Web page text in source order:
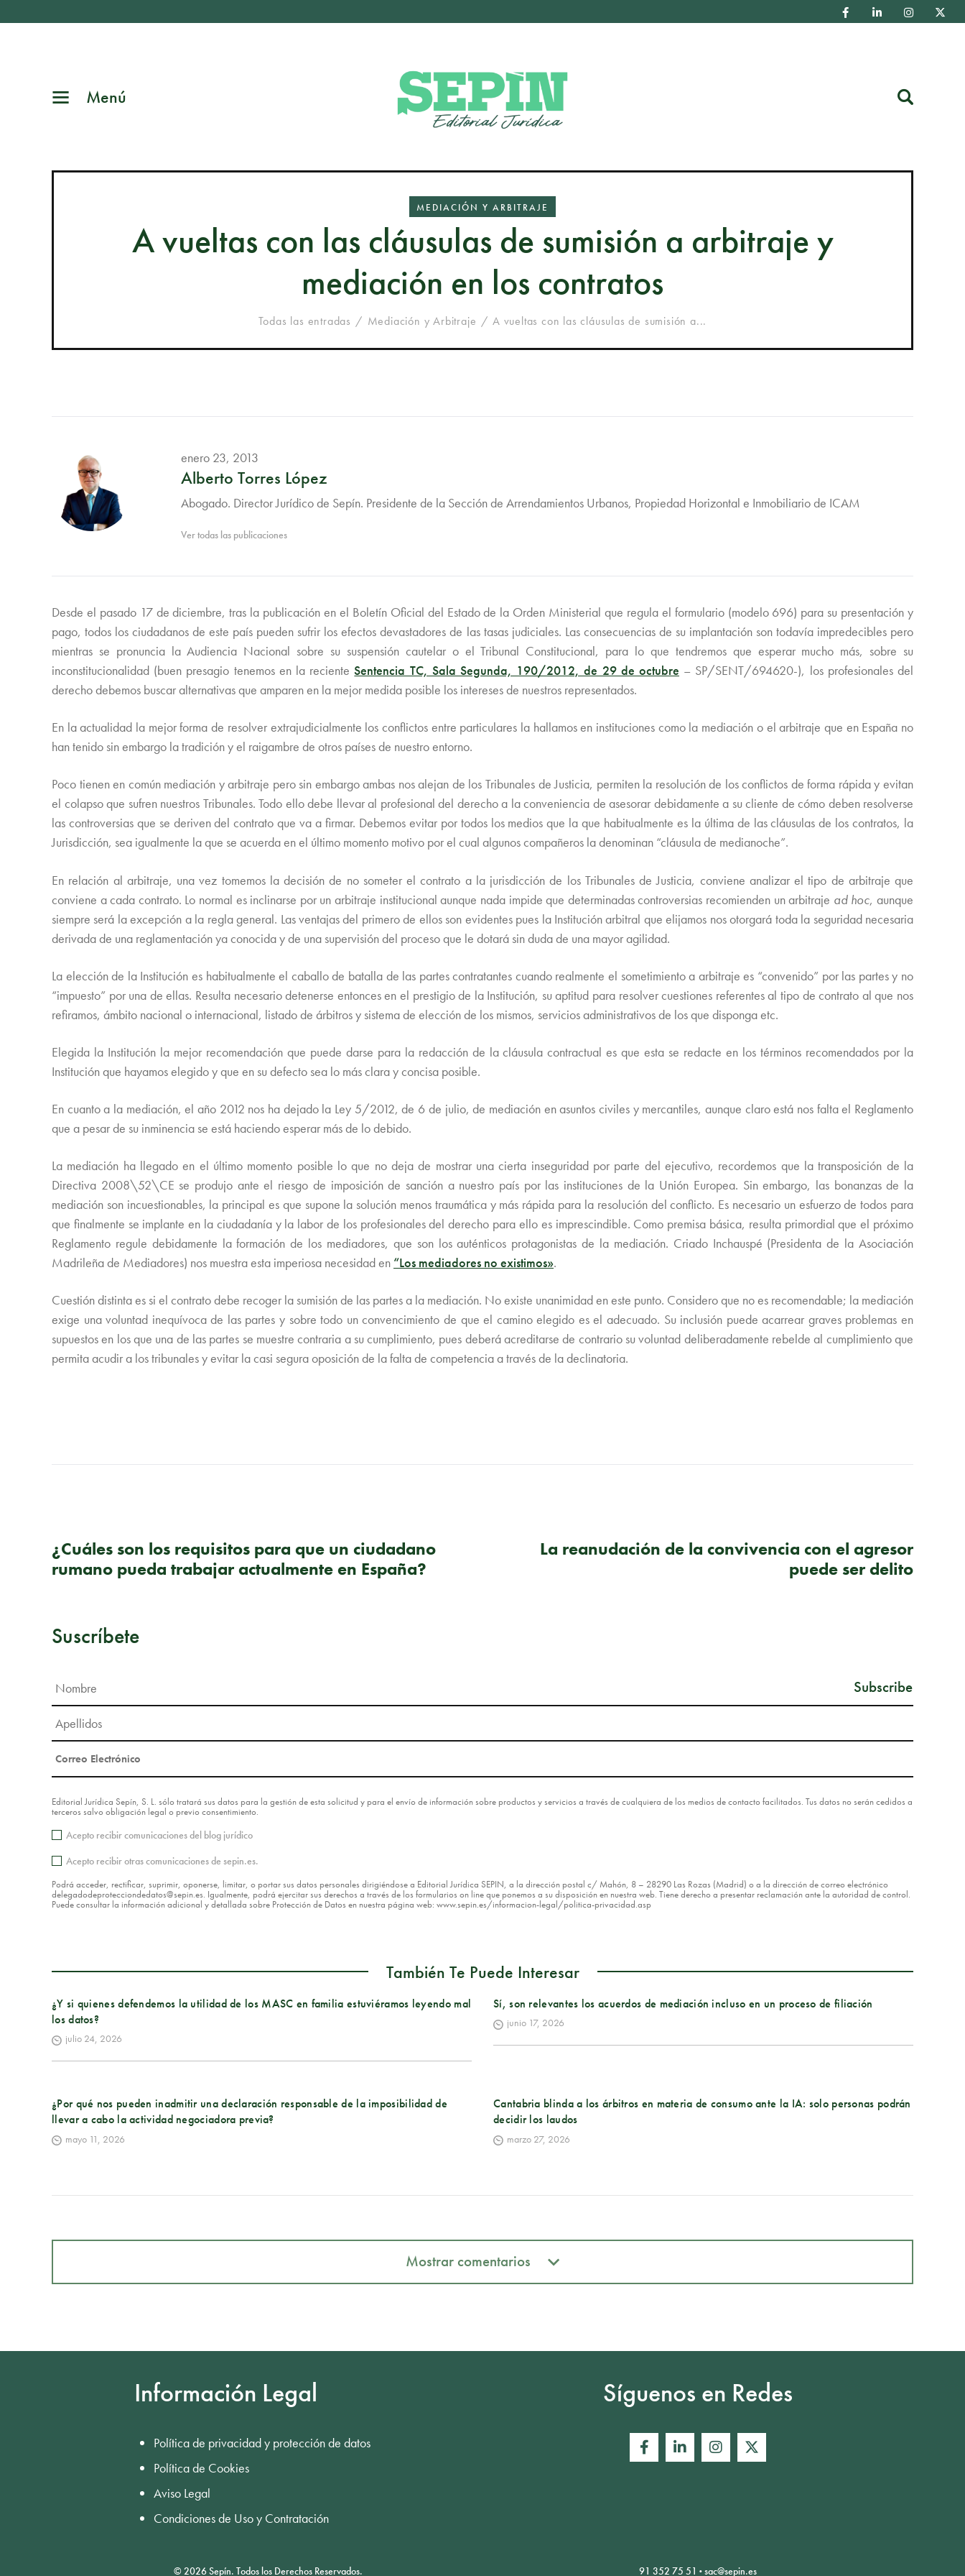
Menú
MEDIACIÓN Y ARBITRAJE
A vueltas con las cláusulas de sumisión a arbitraje y
mediación en los contratos
Todas las entradas Mediación y Arbitraje A vueltas con las cláusulas de sumisión a...
enero 23, 2013
Alberto Torres López
Abogado. Director Jurídico de Sepín. Presidente de la Sección de Arrendamientos Urbanos, Propiedad Horizontal e Inmobiliario de ICAM
Ver todas las publicaciones
Desde el pasado 17 de diciembre, tras la publicación en el Boletín Oficial del Estado de la Orden Ministerial que regula el formulario (modelo 696) para su presentación y
pago, todos los ciudadanos de este país pueden sufrir los efectos devastadores de las tasas judiciales. Las consecuencias de su implantación son todavía impredecibles pero
mientras se pronuncia la Audiencia Nacional sobre su suspensión cautelar o el Tribunal Constitucional, para lo que tendremos que esperar mucho más, sobre su
inconstitucionalidad (buen presagio tenemos en la recienteSentencia TC, Sala Segunda, 190/2012, de 29 de octubre – SP/SENT/694620-), los profesionales del
derecho debemos buscar alternativas que amparen en la mejor medida posible los intereses de nuestros representados.
En la actualidad la mejor forma de resolver extrajudicialmente los conflictos entre particulares la hallamos en instituciones como la mediación o el arbitraje que en España no
han tenido sin embargo la tradición y el raigambre de otros países de nuestro entorno.
Poco tienen en común mediación y arbitraje pero sin embargo ambas nos alejan de los Tribunales de Justicia, permiten la resolución de los conflictos de forma rápida y evitan
el colapso que sufren nuestros Tribunales. Todo ello debe llevar al profesional del derecho a la conveniencia de asesorar debidamente a su cliente de cómo deben resolverse
las controversias que se deriven del contrato que va a firmar. Debemos evitar por todos los medios que la que habitualmente es la última de las cláusulas de los contratos, la
Jurisdicción, sea igualmente la que se acuerda en el último momento motivo por el cual algunos compañeros la denominan “cláusula de medianoche”.
En relación al arbitraje, una vez tomemos la decisión de no someter el contrato a la jurisdicción de los Tribunales de Justicia, conviene analizar el tipo de arbitraje que
conviene a cada contrato. Lo normal es inclinarse por un arbitraje institucional aunque nada impide que determinadas controversias recomienden un arbitraje ad hoc, aunque
siempre será la excepción a la regla general. Las ventajas del primero de ellos son evidentes pues la Institución arbitral que elijamos nos otorgará toda la seguridad necesaria
derivada de una reglamentación ya conocida y de una supervisión del proceso que le dotará sin duda de una mayor agilidad.
La elección de la Institución es habitualmente el caballo de batalla de las partes contratantes cuando realmente el sometimiento a arbitraje es “convenido” por las partes y no
“impuesto” por una de ellas. Resulta necesario detenerse entonces en el prestigio de la Institución, su aptitud para resolver cuestiones referentes al tipo de contrato al que nos
refiramos, ámbito nacional o internacional, listado de árbitros y sistema de elección de los mismos, servicios administrativos de los que disponga etc.
Elegida la Institución la mejor recomendación que puede darse para la redacción de la cláusula contractual es que esta se redacte en los términos recomendados por la
Institución que hayamos elegido y que en su defecto sea lo más clara y concisa posible.
En cuanto a la mediación, el año 2012 nos ha dejado la Ley 5/2012, de 6 de julio, de mediación en asuntos civiles y mercantiles, aunque claro está nos falta el Reglamento
que a pesar de su inminencia se está haciendo esperar más de lo debido.
La mediación ha llegado en el último momento posible lo que no deja de mostrar una cierta inseguridad por parte del ejecutivo, recordemos que la transposición de la
Directiva 2008\52\CE se produjo ante el riesgo de imposición de sanción a nuestro país por las instituciones de la Unión Europea. Sin embargo, las bonanzas de la
mediación son incuestionables, la principal es que supone la solución menos traumática y más rápida para la resolución del conflicto. Es necesario un esfuerzo de todos para
que finalmente se implante en la ciudadanía y la labor de los profesionales del derecho para ello es imprescindible. Como premisa básica, resulta primordial que el próximo
Reglamento regule debidamente la formación de los mediadores, que son los auténticos protagonistas de la mediación. Criado Inchauspé (Presidenta de la Asociación
Madrileña de Mediadores) nos muestra esta imperiosa necesidad en “Los mediadores no existimos».
Cuestión distinta es si el contrato debe recoger la sumisión de las partes a la mediación. No existe unanimidad en este punto. Considero que no es recomendable; la mediación
exige una voluntad inequívoca de las partes y sobre todo un convencimiento de que el camino elegido es el adecuado. Su inclusión puede acarrear graves problemas en
supuestos en los que una de las partes se muestre contraria a su cumplimiento, pues deberá acreditarse de contrario su voluntad deliberadamente rebelde al cumplimiento que
permita acudir a los tribunales y evitar la casi segura oposición de la falta de competencia a través de la declinatoria.
¿Cuáles son los requisitos para que un ciudadano
rumano pueda trabajar actualmente en España?
La reanudación de la convivencia con el agresor
puede ser delito
Suscríbete
Editorial Jurídica Sepín, S. L. sólo tratará sus datos para la gestión de esta solicitud y para el envío de información sobre productos y servicios a través de cualquiera de los medios de contacto facilitados. Tus datos no serán cedidos a
terceros salvo obligación legal o previo consentimiento.
Acepto recibir comunicaciones del blog jurídico
Acepto recibir otras comunicaciones de sepin.es.
Podrá acceder, rectificar, suprimir, oponerse, limitar, o portar sus datos personales dirigiéndose a Editorial Jurídica SEPIN, a la dirección postal c/ Mahón, 8 – 28290 Las Rozas (Madrid) o a la dirección de correo electrónico
delegadodeprotecciondedatos@sepin.es. Igualmente, podrá ejercitar sus derechos a través de los formularios on line que ponemos a su disposición en nuestra web. Tiene derecho a presentar reclamación ante la autoridad de control.
Puede consultar la información adicional y detallada sobre Protección de Datos en nuestra página web: www.sepin.es/informacion-legal/politica-privacidad.asp
También Te Puede Interesar
¿Y si quienes defendemos la utilidad de los MASC en familia estuviéramos leyendo mal
los datos?
julio 24, 2026
Sí, son relevantes los acuerdos de mediación incluso en un proceso de filiación
junio 17, 2026
¿Por qué nos pueden inadmitir una declaración responsable de la imposibilidad de
llevar a cabo la actividad negociadora previa?
mayo 11, 2026
Cantabria blinda a los árbitros en materia de consumo ante la IA: solo personas podrán
decidir los laudos
marzo 27, 2026
Mostrar comentarios
Información Legal
Política de privacidad y protección de datos
Política de Cookies
Aviso Legal
Condiciones de Uso y Contratación
Síguenos en Redes
© 2026 Sepín. Todos los Derechos Reservados. 91 352 75 51 ·sac@sepin.es